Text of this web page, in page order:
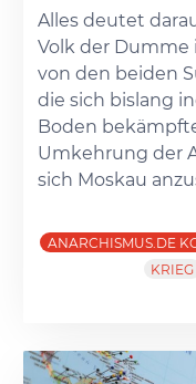
Alles deutet
Volk der Dumme
von den beiden
die sich bislang
Boden
Umkehrung der
sich Moskau
ANARCHISMUS.DE
KRIEG